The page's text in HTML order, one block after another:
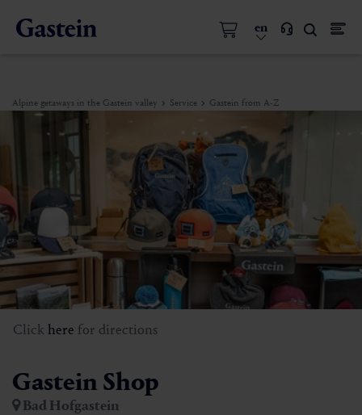
en
Alpine getaways in the Gastein valley Service Gastein from A-Z
Click here for directions
Gastein Shop
Bad Hofgastein